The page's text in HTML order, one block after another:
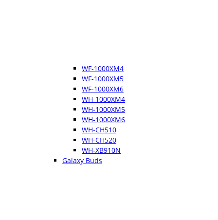
WF-1000XM4
WF-1000XM5
WF-1000XM6
WH-1000XM4
WH-1000XM5
WH-1000XM6
WH-CH510
WH-CH520
WH-XB910N
Galaxy Buds